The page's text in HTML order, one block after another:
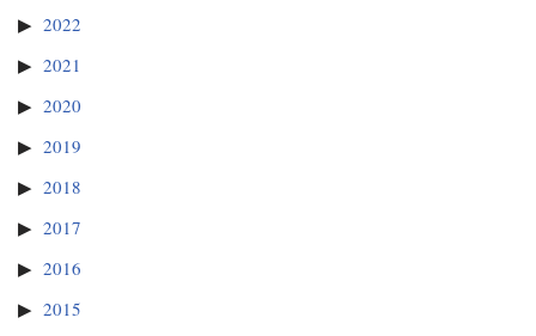
2022
2021
2020
2019
2018
2017
2016
2015